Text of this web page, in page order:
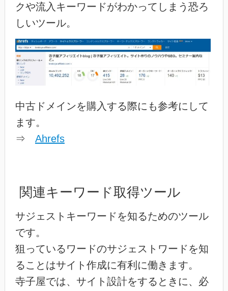
クや流入キーワードがわかってしまう恐ろ
しいツール。
中古ドメインを購入する際にも参考にして
ます。
⇒ Ahrefs
関連キーワード取得ツール
サジェストキーワードを知るためのツール
です。
狙っているワードのサジェストワードを知
ることはサイト作成に有利に働きます。
寺子屋では、サイト設計をするときに、必